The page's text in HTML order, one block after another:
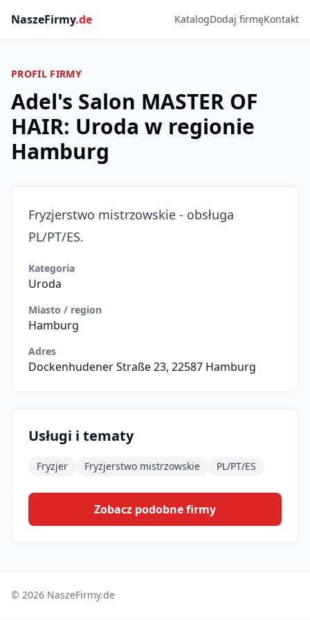
NaszeFirmy.de KatalogDodaj firmęKontakt
PROFIL FIRMY
Adel's Salon MASTER OF
HAIR: Uroda w regionie
Hamburg
Fryzjerstwo mistrzowskie - obsługa
PL/PT/ES.
Kategoria
Uroda
Miasto / region
Hamburg
Adres
Dockenhudener Straße 23, 22587 Hamburg
Usługi i tematy
Fryzjer Fryzjerstwo mistrzowskie PL/PT/ES
Zobacz podobne firmy
© 2026 NaszeFirmy.de